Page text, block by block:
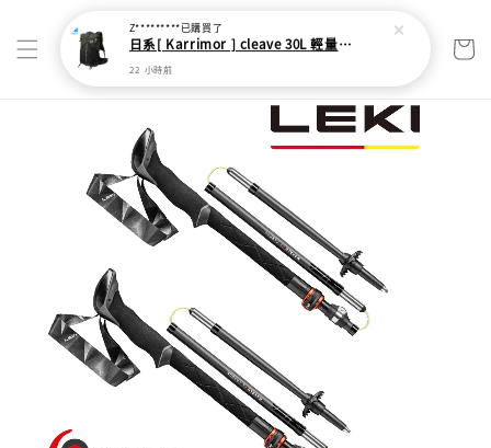
Z*********已購買了
日系[ Karrimor ] cleave 30L 輕量野跑健走包
22 小時前